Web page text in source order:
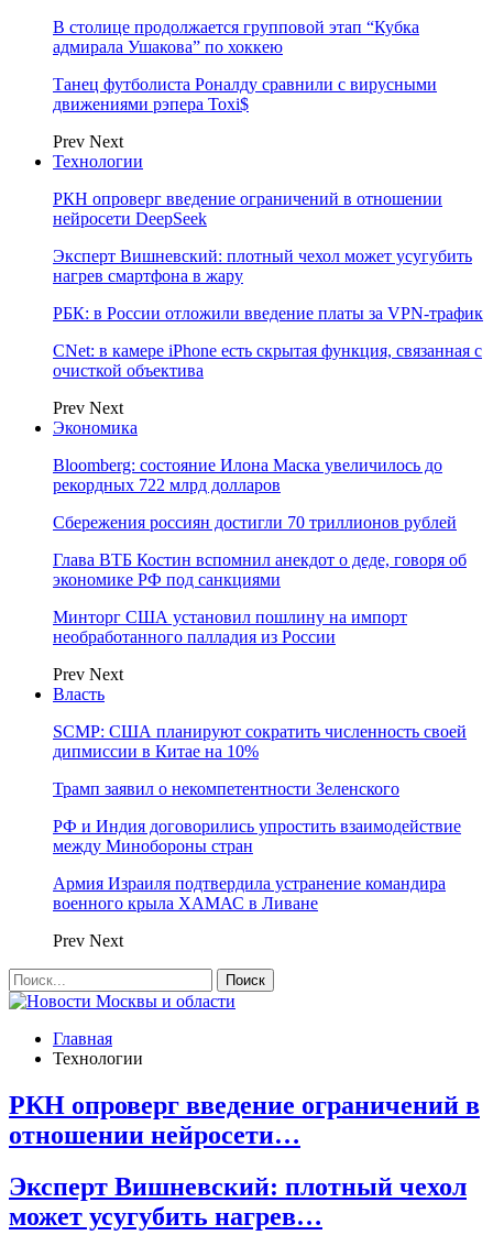
В столице продолжается групповой этап “Кубка
адмирала Ушакова” по хоккею
Танец футболиста Роналду сравнили с вирусными
движениями рэпера Toxi$
Prev Next
Технологии
РКН опроверг введение ограничений в отношении
нейросети DeepSeek
Эксперт Вишневский: плотный чехол может усугубить
нагрев смартфона в жару
РБК: в России отложили введение платы за VPN-трафик
CNet: в камере iPhone есть скрытая функция, связанная с
очисткой объектива
Prev Next
Экономика
Bloomberg: состояние Илона Маска увеличилось до
рекордных 722 млрд долларов
Сбережения россиян достигли 70 триллионов рублей
Глава ВТБ Костин вспомнил анекдот о деде, говоря об
экономике РФ под санкциями
Минторг США установил пошлину на импорт
необработанного палладия из России
Prev Next
Власть
SCMP: США планируют сократить численность своей
дипмиссии в Китае на 10%
Трамп заявил о некомпетентности Зеленского
РФ и Индия договорились упростить взаимодействие
между Минобороны стран
Армия Израиля подтвердила устранение командира
военного крыла ХАМАС в Ливане
Prev Next
Главная
Технологии
РКН опроверг введение ограничений в
отношении нейросети…
Эксперт Вишневский: плотный чехол
может усугубить нагрев…